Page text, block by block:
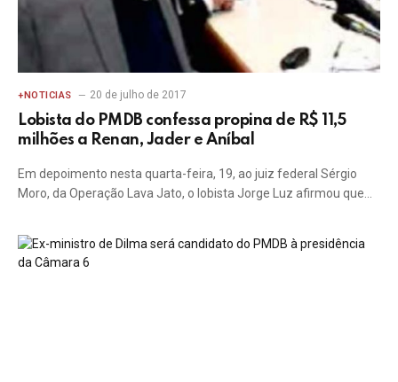
+NOTICIAS 20 de julho de 2017
Lobista do PMDB confessa propina de R$ 11,5
milhões a Renan, Jader e Aníbal
Em depoimento nesta quarta-feira, 19, ao juiz federal Sérgio
Moro, da Operação Lava Jato, o lobista Jorge Luz afirmou que…